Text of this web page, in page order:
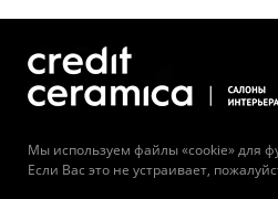
Мы используем файлы «cookie» для
Если Вас это не устраивает,